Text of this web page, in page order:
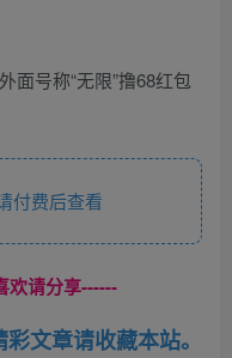
付费后查看
欢请分享------
文章请收藏本站。